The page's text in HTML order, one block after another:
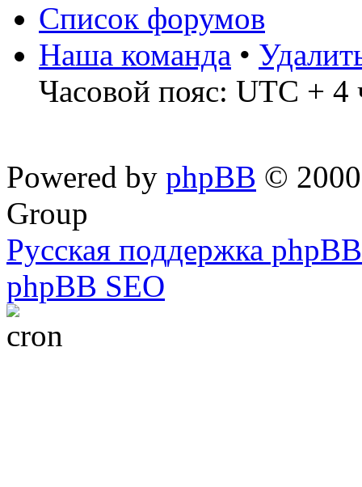
Список форумов
Наша команда •
Часовой пояс: UTC + 4
Powered by phpBB ©
Group
Русская поддержка phpBB
phpBB SEO